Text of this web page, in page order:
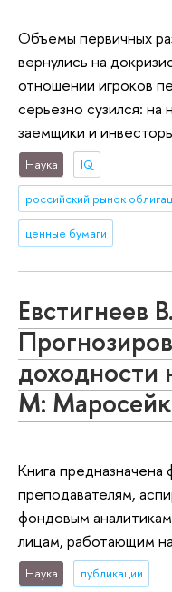
Объемы первичных
вернулись на
отношении игроков
серьезно сузился:
заемщики и
Наука IQ
российский рынок
ценные бумаги
Евстигнеев
доходности
М:
Книга
преподавателям,
фондовым
лицам, работающим
Наука публикации